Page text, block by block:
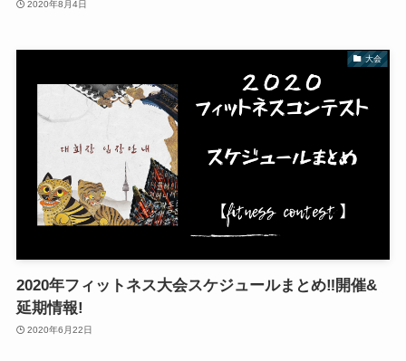
2020年8月4日
大会
2020年フィットネス大会スケジュールまとめ‼︎開催&
延期情報!
2020年6月22日